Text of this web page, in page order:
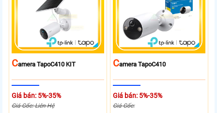
CAmera TapoC410 KIT
Giá bán: 5%-35%
Giá Gốc: Liên Hệ
CAmera TapoC410
Giá bán: 5%-35%
Giá Gốc: